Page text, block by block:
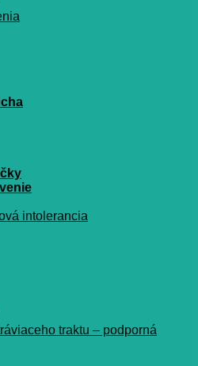
intolerancia
traktu – podporná